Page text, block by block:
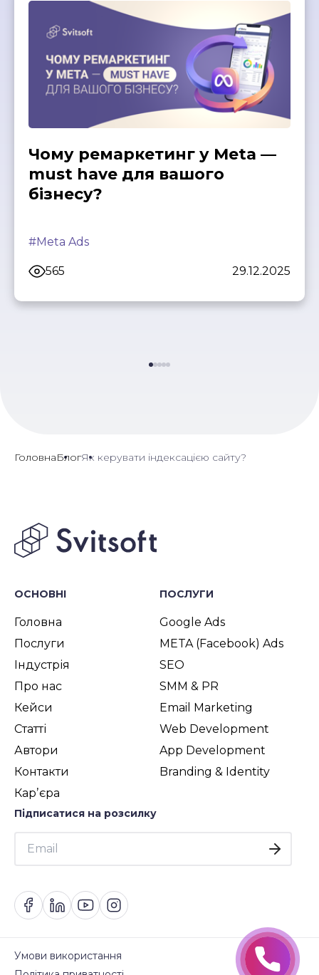
Чому ремаркетинг у Meta —
must have для вашого
бізнесу?
#Meta Ads
565 29.12.2025
ГоловнаБлогЯк керувати індексацією сайту?
ОСНОВНІ
Головна
Послуги
Індустрія
Про нас
Кейси
Статті
Автори
Контакти
Карʼєра
ПОСЛУГИ
Google Ads
META (Facebook) Ads
SEO
SMM & PR
Email Marketing
Web Development
App Development
Branding & Identity
Підписатися на розсилку
Умови використання